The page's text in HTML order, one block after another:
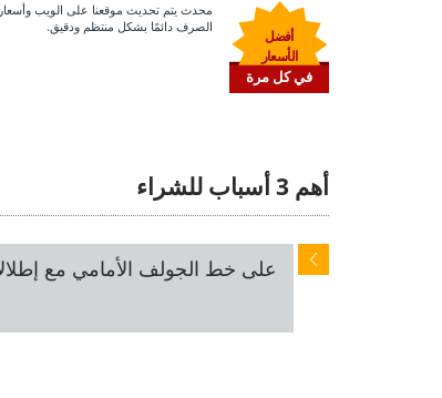
أفضل
الأسعار
في كل مرة
محدث يتم تحديث موقعنا على الويب وأسعار
الصرف دائمًا بشكل منتظم ودقيق.
أهم 3 أسباب للشراء
على خط الجولف الأمامي مع